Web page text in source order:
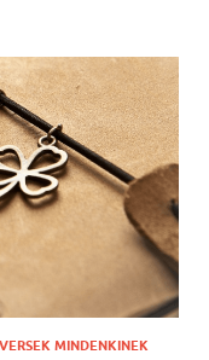
VERSEK MINDENKINEK